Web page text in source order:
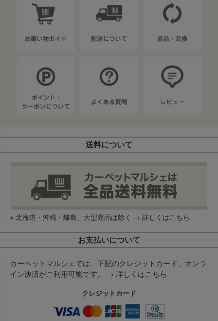
送料について
※ 北海道・沖縄・離島、大型商品は除く → 詳しくはこちら
お支払いについて
カーペットマルシェでは、下記のクレジットカード、オンラ
イン決済がご利用可能です。 → 詳しくはこちら
クレジットカード